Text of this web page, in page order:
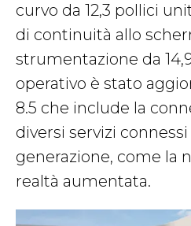
curvo da 12,3 pollici
di continuità allo
strumentazione da
operativo è stato
8.5 che include la
diversi servizi
generazione, come la
realtà aumentata.